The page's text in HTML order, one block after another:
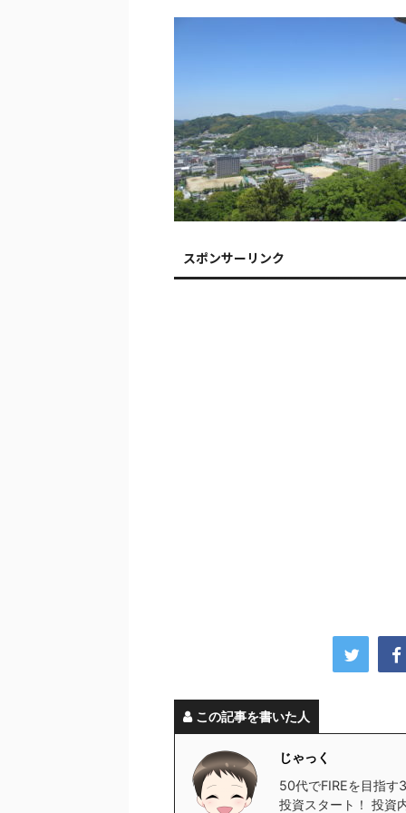
スポンサーリンク
この記事を書いた人
じゃっく
50代でFIREを目指
投資スタート！ 投資